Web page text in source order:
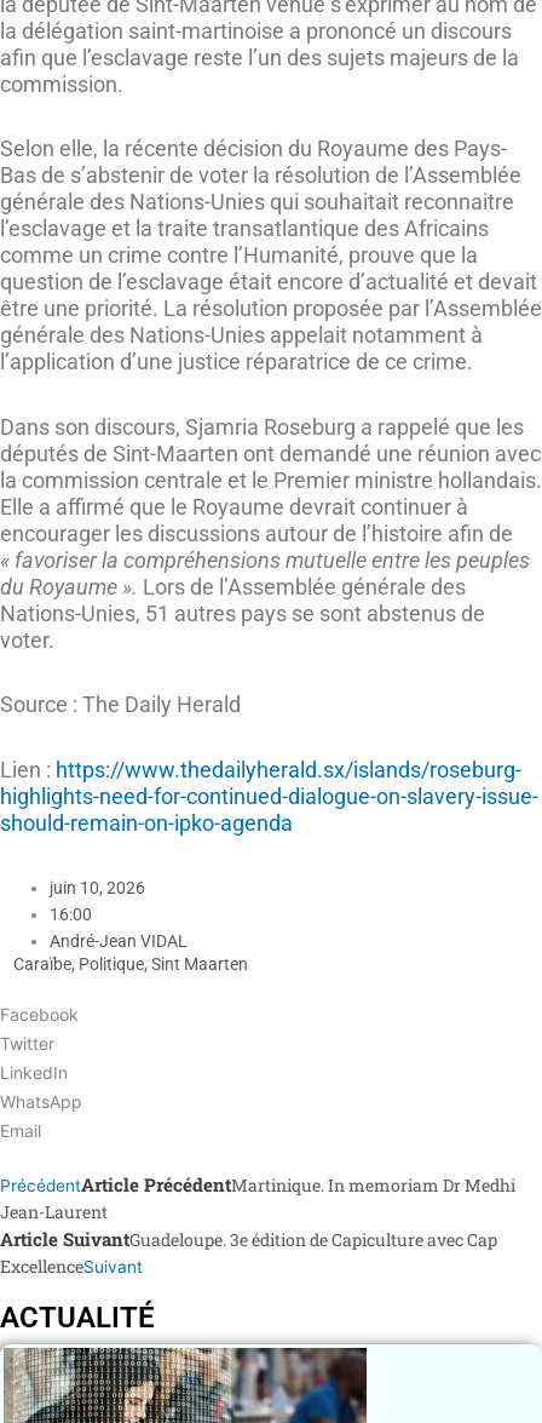
la délégation saint-martinoise a prononcé un discours
afin que l’esclavage reste l’un des sujets majeurs de la
commission.
Selon elle, la récente décision du Royaume des Pays-
Bas de s’abstenir de voter la résolution de l’Assemblée
générale des Nations-Unies qui souhaitait reconnaitre
l’esclavage et la traite transatlantique des Africains
comme un crime contre l’Humanité, prouve que la
question de l’esclavage était encore d’actualité et devait
être une priorité. La résolution proposée par l’Assemblée
générale des Nations-Unies appelait notamment à
l’application d’une justice réparatrice de ce crime.
Dans son discours, Sjamria Roseburg a rappelé que les
députés de Sint-Maarten ont demandé une réunion avec
la commission centrale et le Premier ministre hollandais.
Elle a affirmé que le Royaume devrait continuer à
encourager les discussions autour de l’histoire afin de
« favoriser la compréhensions mutuelle entre les peuples
du Royaume ». Lors de l’Assemblée générale des
Nations-Unies, 51 autres pays se sont abstenus de
voter.
Source : The Daily Herald
Lien : https://www.thedailyherald.sx/islands/roseburg-
highlights-need-for-continued-dialogue-on-slavery-issue-
should-remain-on-ipko-agenda
juin 10, 2026
16:00
André-Jean VIDAL
Caraïbe, Politique, Sint Maarten
Facebook
Twitter
LinkedIn
WhatsApp
Email
PrécédentArticle PrécédentMartinique. In memoriam Dr Medhi
Jean-Laurent
Article SuivantGuadeloupe. 3e édition de Capiculture avec Cap
ExcellenceSuivant
ACTUALITÉ